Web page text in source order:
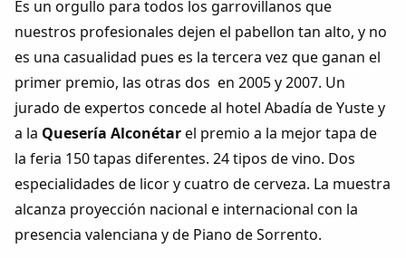
Colaboradores
AlkoTV
Biblioteca
Periódico Alconétar
Es un orgullo para todos los garrovillanos que
nuestros profesionales dejen el pabellon tan alto, y no
es una casualidad pues es la tercera vez que ganan el
primer premio, las otras dos en 2005 y 2007. Un
jurado de expertos concede al hotel Abadía de Yuste y
a la Quesería Alconétarel premio a la mejor tapa de
la feria 150 tapas diferentes. 24 tipos de vino. Dos
especialidades de licor y cuatro de cerveza. La muestra
alcanza proyección nacional e internacional con la
presencia valenciana y de Piano de Sorrento.